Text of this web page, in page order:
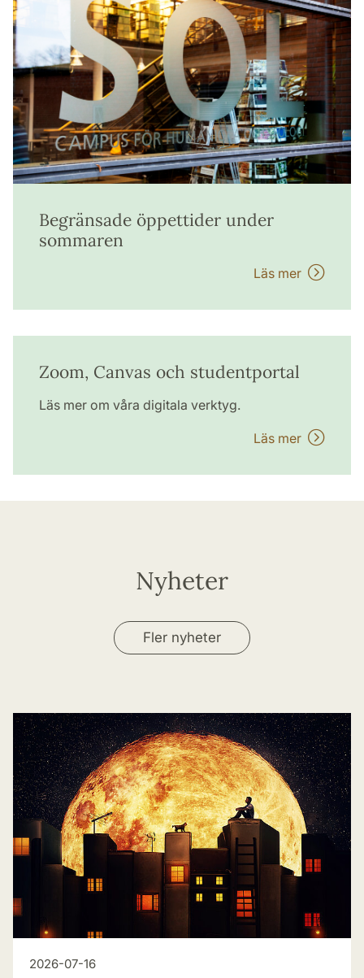
Begränsade öppettider under
sommaren
Läs mer
Zoom, Canvas och studentportal
Läs mer om våra digitala verktyg.
Läs mer
Nyheter
Fler nyheter
2026-07-16